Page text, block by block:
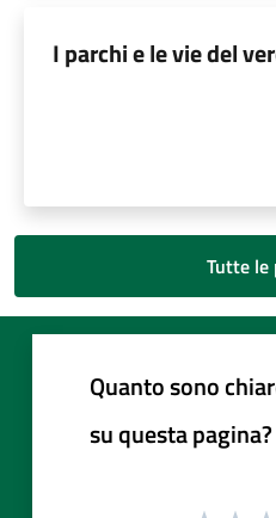
I parchi e le vie del
Tutte le
Quanto sono
su questa pagina?